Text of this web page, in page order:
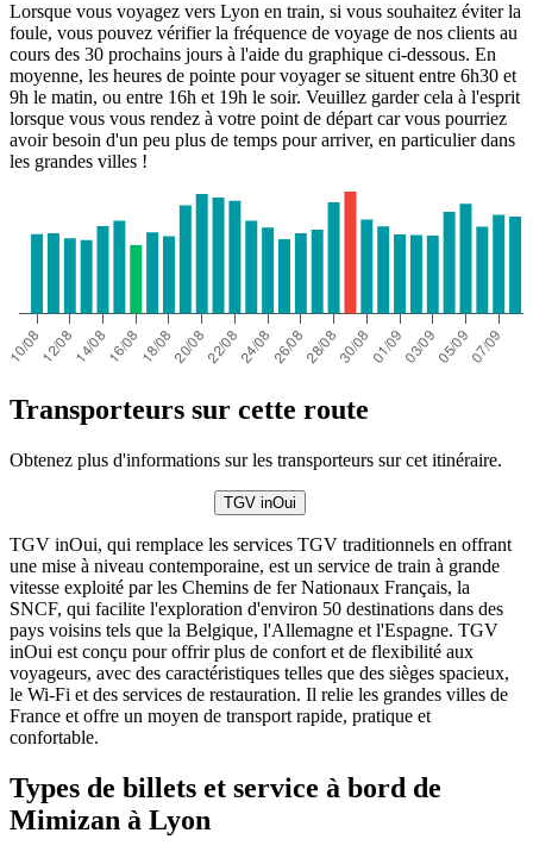
Lorsque vous voyagez vers Lyon en train, si vous souhaitez éviter la
foule, vous pouvez vérifier la fréquence de voyage de nos clients au
cours des 30 prochains jours à l'aide du graphique ci-dessous. En
moyenne, les heures de pointe pour voyager se situent entre 6h30 et
9h le matin, ou entre 16h et 19h le soir. Veuillez garder cela à l'esprit
lorsque vous vous rendez à votre point de départ car vous pourriez
avoir besoin d'un peu plus de temps pour arriver, en particulier dans
les grandes villes !
Transporteurs sur cette route
Obtenez plus d'informations sur les transporteurs sur cet itinéraire.
TGV inOui
TGV inOui, qui remplace les services TGV traditionnels en offrant
une mise à niveau contemporaine, est un service de train à grande
vitesse exploité par les Chemins de fer Nationaux Français, la
SNCF, qui facilite l'exploration d'environ 50 destinations dans des
pays voisins tels que la Belgique, l'Allemagne et l'Espagne. TGV
inOui est conçu pour offrir plus de confort et de flexibilité aux
voyageurs, avec des caractéristiques telles que des sièges spacieux,
le Wi-Fi et des services de restauration. Il relie les grandes villes de
France et offre un moyen de transport rapide, pratique et
confortable.
Types de billets et service à bord de
Mimizan à Lyon